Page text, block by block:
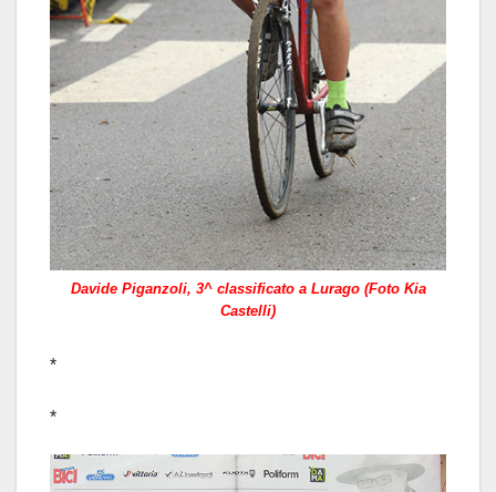
Davide Piganzoli, 3^ classificato a Lurago (Foto Kia
Castelli)
*
*